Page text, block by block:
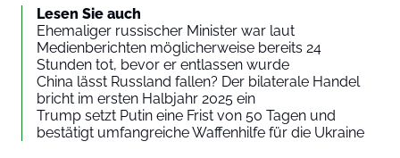
Lesen Sie auch
Ehemaliger russischer Minister war laut
Medienberichten möglicherweise bereits 24
Stunden tot, bevor er entlassen wurde
China lässt Russland fallen? Der bilaterale Handel
bricht im ersten Halbjahr 2025 ein
Trump setzt Putin eine Frist von 50 Tagen und
bestätigt umfangreiche Waffenhilfe für die Ukraine